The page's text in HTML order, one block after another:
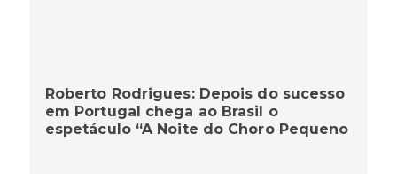
Roberto Rodrigues: Depois do sucesso
em Portugal chega ao Brasil o
espetáculo “A Noite do Choro Pequeno